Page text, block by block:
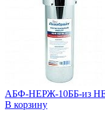
АБФ-НЕРЖ-10ББ-из
В корзину